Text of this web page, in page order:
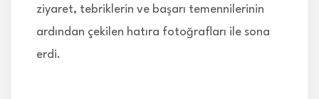
ziyaret, tebriklerin ve başarı temennilerinin
ardından çekilen hatıra fotoğrafları ile sona
erdi.